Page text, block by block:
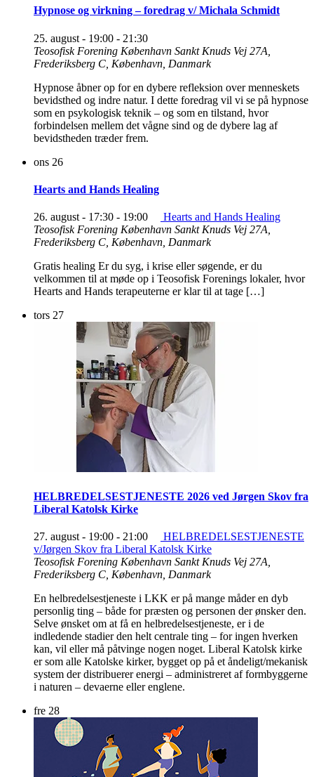
Hypnose og virkning – foredrag v/ Michala Schmidt
25. august - 19:00 - 21:30
Teosofisk Forening København Sankt Knuds Vej 27A,
Frederiksberg C, København, Danmark
Hypnose åbner op for en dybere refleksion over menneskets
bevidsthed og indre natur. I dette foredrag vil vi se på hypnose
som en psykologisk teknik – og som en tilstand, hvor
forbindelsen mellem det vågne sind og de dybere lag af
bevidstheden træder frem.
ons 26
Hearts and Hands Healing
26. august - 17:30 - 19:00
Hearts and Hands Healing
Teosofisk Forening København Sankt Knuds Vej 27A,
Frederiksberg C, København, Danmark
Gratis healing Er du syg, i krise eller søgende, er du
velkommen til at møde op i Teosofisk Forenings lokaler, hvor
Hearts and Hands terapeuterne er klar til at tage […]
tors 27
HELBREDELSESTJENESTE 2026 ved Jørgen Skov fra
Liberal Katolsk Kirke
27. august - 19:00 - 21:00
HELBREDELSESTJENESTE
v/Jørgen Skov fra Liberal Katolsk Kirke
Teosofisk Forening København Sankt Knuds Vej 27A,
Frederiksberg C, København, Danmark
En helbredelsestjeneste i LKK er på mange måder en dyb
personlig ting – både for præsten og personen der ønsker den.
Selve ønsket om at få en helbredelsestjeneste, er i de
indledende stadier den helt centrale ting – for ingen hverken
kan, vil eller må påtvinge nogen noget. Liberal Katolsk kirke
er som alle Katolske kirker, bygget op på et åndeligt/mekanisk
system der distribuerer energi – administreret af formbyggerne
i naturen – devaerne eller englene.
fre 28